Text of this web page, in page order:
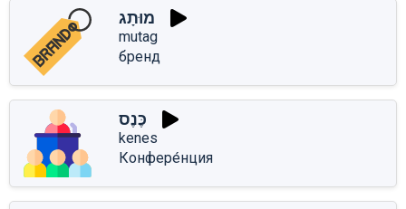
מוּתָג
mutag
бренд
כֶּנֶס
kenes
Конфере́нция